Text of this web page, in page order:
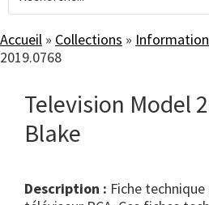
Accueil » Collections »
2019.0768
Television Model
Blake
Description : Fiche